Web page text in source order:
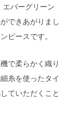
エバーグリーン
できあがりまし
ピースです。
で柔らかく織り
糸を使ったタイ
ていただくこと